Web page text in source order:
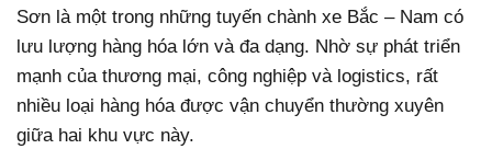
Sơn là một trong những tuyến chành xe Bắc – Nam có
lưu lượng hàng hóa lớn và đa dạng. Nhờ sự phát triển
mạnh của thương mại, công nghiệp và logistics, rất
nhiều loại hàng hóa được vận chuyển thường xuyên
giữa hai khu vực này.